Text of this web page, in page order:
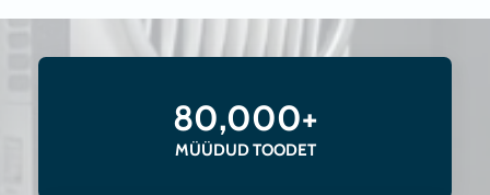
80,000+
MÜÜDUD TOODET